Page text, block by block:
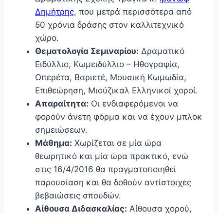
Δημήτρης, που μετρά περισσότερα από
50 χρόνια δράσης στον καλλιτεχνικό
χώρο.
Θεματολογία Σεμιναρίου: Δραματικό
Ειδύλλιο, Κωμειδύλλιο – Ηθογραφία,
Οπερέτα, Βαριετέ, Μουσική Κωμωδία,
Επιθεώρηση, Μιούζικαλ Ελληνικοί χοροί.
Απαραίτητα: Οι ενδιαφερόμενοι να
φορούν άνετη φόρμα και να έχουν μπλοκ
σημειώσεων.
Μάθημα: Χωρίζεται σε μία ώρα
θεωρητικό και μία ώρα πρακτικό, ενώ
στις 16/4/2016 θα πραγματοποιηθεί
παρουσίαση και θα δοθούν αντίστοιχες
βεβαιώσεις σπουδών.
Αίθουσα Διδασκαλίας: Αίθουσα χορού,